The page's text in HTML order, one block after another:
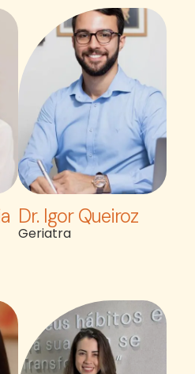
Dr. Igor Queiroz
Geriatra